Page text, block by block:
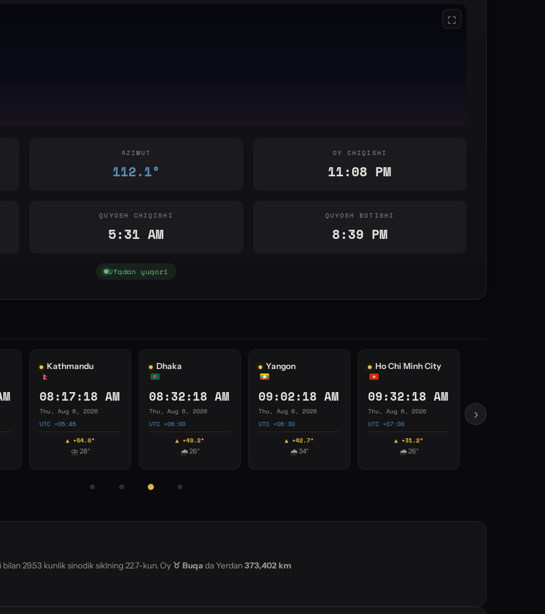
⛶
AZIMUT
112.1°
OY CHIQISHI
11:08 PM
QUYOSH CHIQISHI
5:31 AM
QUYOSH BOTISHI
8:39 PM
Ufqdan yuqori
Seoul
11:32:19 AM
Thu, Aug 6, 2026
UTC +09:00
▲ +19.3°
⛅ 40°
Adelaide
12:02:19 PM
Thu, Aug 6, 2026
UTC +09:30
▼ -14.0°
☁ 10°
Sydney
12:32:19 PM
Thu, Aug 6, 2026
UTC +10:00
▼ -23.8°
⛅ 12°
Auckland
02:32:19 PM
Thu, Aug 6, 2026
UTC +12:00
▼ -42.9°
☀ 12°
›
bilan 29.53 kunlik sinodik siklning 22.7-kun. Oy ♉ Buqa da Yerdan 373,402 km